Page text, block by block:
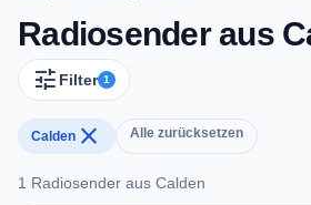
Radiosender aus
tune Filter 1
Calden close Alle zurücksetzen
1 Radiosender aus Calden